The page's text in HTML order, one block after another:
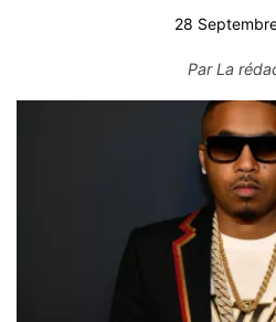
28
ParLa